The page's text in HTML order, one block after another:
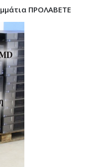
ΠΡΟΛΑΒΕΤΕ